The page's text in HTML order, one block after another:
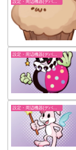
設定・周辺機器(デバイス)-フォートナイト【fortnite】
設定・周辺機器(デバイス)-フォートナイト【fortnite】